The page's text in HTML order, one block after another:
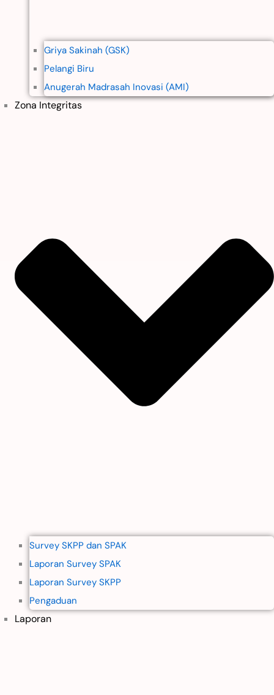
Griya Sakinah (GSK)
Pelangi Biru
Anugerah Madrasah Inovasi (AMI)
Zona Integritas
Survey SKPP dan SPAK
Laporan Survey SPAK
Laporan Survey SKPP
Pengaduan
Laporan